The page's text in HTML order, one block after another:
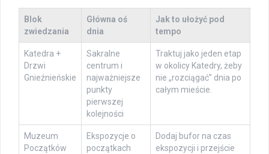
Blok
zwiedzania
Główna oś
dnia
Jak to ułożyć pod
tempo
Katedra +
Drzwi
Gnieźnieńskie
Sakralne
centrum i
najważniejsze
punkty
pierwszej
kolejności
Traktuj jako jeden etap
w okolicy Katedry, żeby
nie „rozciągać” dnia po
całym mieście.
Muzeum
Początków
Ekspozycje o
początkach
Dodaj bufor na czas
ekspozycji i przejście